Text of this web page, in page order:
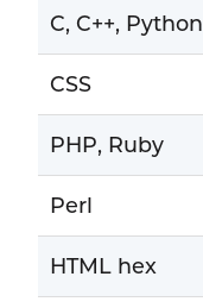
C, C++, Python
CSS
PHP, Ruby
Perl
HTML hex